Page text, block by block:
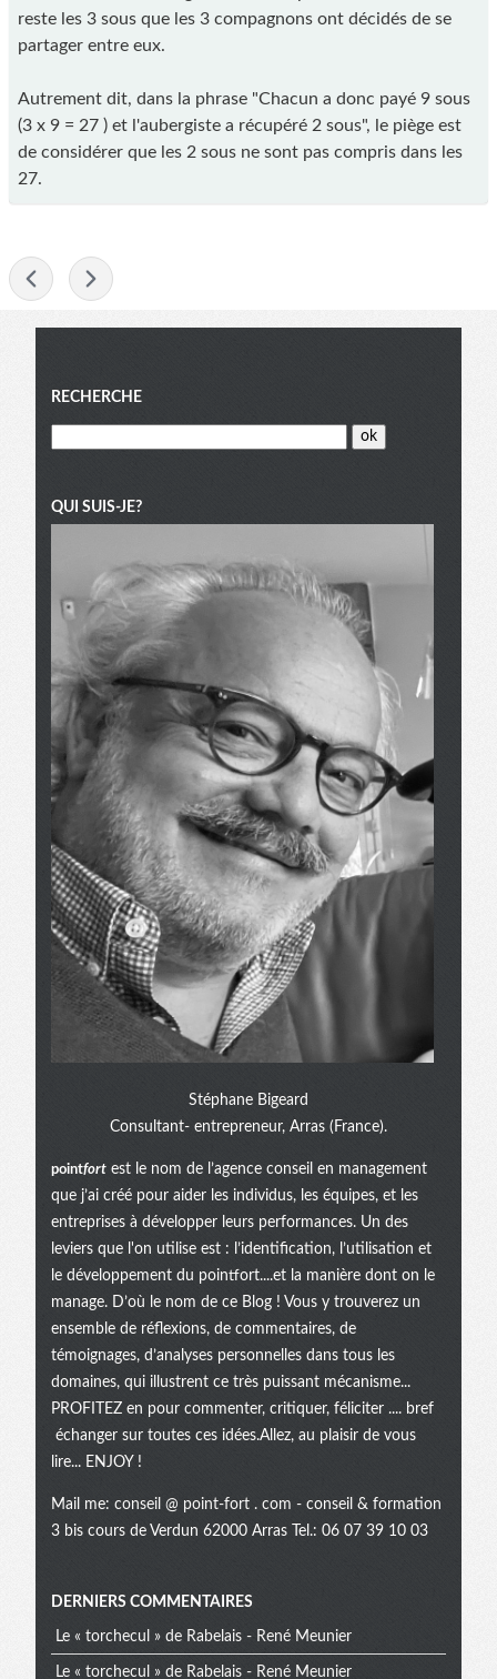
reste les 3 sous que les 3 compagnons ont décidés de se
partager entre eux.
Autrement dit, dans la phrase "Chacun a donc payé 9 sous
(3 x 9 = 27 ) et l'aubergiste a récupéré 2 sous", le piège est
de considérer que les 2 sous ne sont pas compris dans les
27.
Menu
RECHERCHE
QUI SUIS-JE?
Stéphane Bigeard
Consultant- entrepreneur, Arras (France).
pointfort est le nom de l’agence conseil en management
que j’ai créé pour aider les individus, les équipes, et les
entreprises à développer leurs performances. Un des
leviers que l'on utilise est : l’identification, l’utilisation et
le développement du pointfort....et la manière dont on le
manage. D’où le nom de ce Blog ! Vous y trouverez un
ensemble de réflexions, de commentaires, de
témoignages, d’analyses personnelles dans tous les
domaines, qui illustrent ce très puissant mécanisme...
PROFITEZ en pour commenter, critiquer, féliciter .... bref
échanger sur toutes ces idées.Allez, au plaisir de vous
lire... ENJOY !
Mail me: conseil @ point-fort . com - conseil & formation
3 bis cours de Verdun 62000 Arras Tel.: 06 07 39 10 03
Menu
DERNIERS COMMENTAIRES
Le « torchecul » de Rabelais - René Meunier
Le « torchecul » de Rabelais - René Meunier